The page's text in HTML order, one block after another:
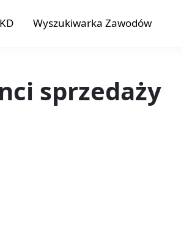
Wyszukiwarka Zawodów
sprzedaży